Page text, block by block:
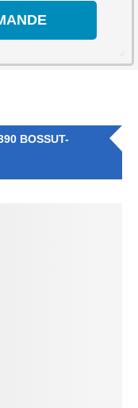
BOSSUT-